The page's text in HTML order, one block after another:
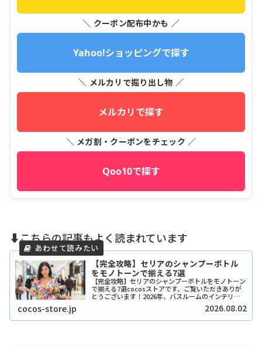
＼ クーポン配布中かも ／
Yahoo!ショッピングで探す
＼ メルカリで掘り出し物 ／
メルカリで探す
＼ メガ割・クーポンをチェック ／
Qoo10で探す
⬇️こちらの記事もよく読まれています
【完全攻略】セリアのシャンプーボトル
をモノトーンで揃える7選
【完全攻略】セリアのシャンプーボトルをモノトーン
で揃える7選cocosストアです、ご覧いただきありが
とうございます！2026年、バスルームのインテリア
をワンランク上げたいと考えているあなたに、セリア
のシャンプーボトル（モノトーン）はまさに救...
cocos-store.jp 2026.08.02